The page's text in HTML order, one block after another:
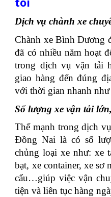
Dịch vụ chành xe
Chành xe Bình Dương
đã có nhiều năm hoạt
trong dịch vụ vận tải
giao hàng đến đúng
với thời gian nhanh như
Số lượng xe vận tải
Thế mạnh trong dịch
Đồng Nai là có số
chủng loại xe như: xe
bạt, xe container, xe sơ
cẩu…giúp việc vận
tiện và liên tục hàng